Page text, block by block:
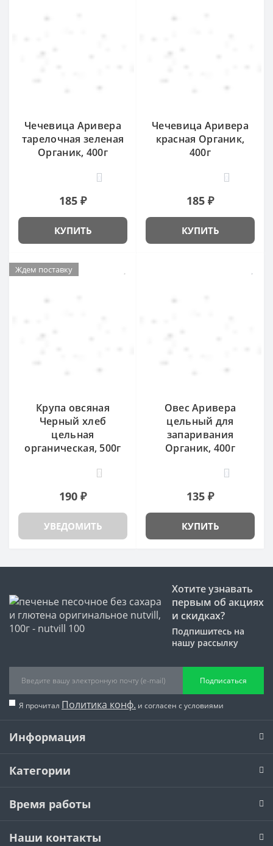
Чечевица Аривера
тарелочная зеленая
Органик, 400г
185 ₽
КУПИТЬ
Чечевица Аривера
красная Органик,
400г
185 ₽
КУПИТЬ
Ждем поставку
Крупа овсяная
Черный хлеб
цельная
органическая, 500г
190 ₽
УВЕДОМИТЬ
Овес Аривера
цельный для
запаривания
Органик, 400г
135 ₽
КУПИТЬ
Хотите узнавать
первым об акциях
и скидках?
Подпишитесь на
нашу рассылку
Подписаться
Я прочитал Политика конф. и согласен с условиями
Информация
Категории
Время работы
Наши контакты